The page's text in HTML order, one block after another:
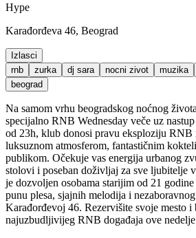
Hype
Karađorđeva 46, Beograd
Izlasci
rnb
zurka dj sara nocni zivot muzika
beograd
Na samom vrhu beogradskog noćnog
specijalno RNB Wednesday veče uz
od 23h, klub donosi pravu eksploziju RNB
luksuznom atmosferom, fantastičnim
publikom. Očekuje vas energija urbanog
stolovi i poseban doživljaj za sve ljubitelje
je dozvoljen osobama starijim od 21
punu plesa, sjajnih melodija i
Karađorđevoj 46. Rezervišite svoje mesto i
najuzbudljivijeg RNB događaja ove